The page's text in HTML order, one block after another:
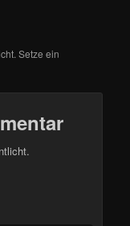
Setze ein